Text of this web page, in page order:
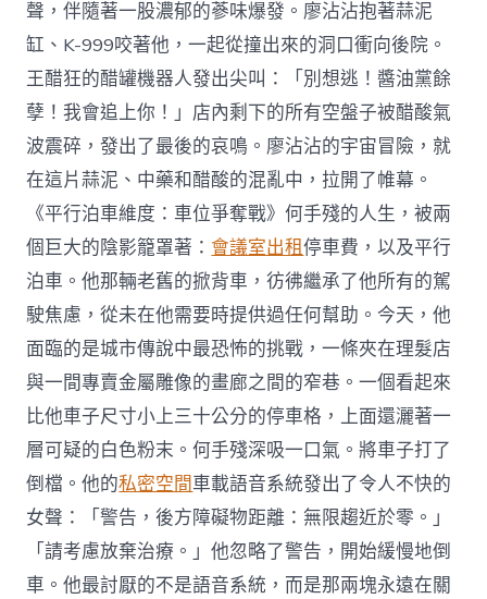
聲，伴隨著一股濃郁的蔘味爆發。廖沾沾抱著蒜泥
缸、K-999咬著他，一起從撞出來的洞口衝向後院。
王醋狂的醋罐機器人發出尖叫：「別想逃！醬油黨餘
孽！我會追上你！」店內剩下的所有空盤子被醋酸氣
波震碎，發出了最後的哀鳴。廖沾沾的宇宙冒險，就
在這片蒜泥、中藥和醋酸的混亂中，拉開了帷幕。
《平行泊車維度：車位爭奪戰》何手殘的人生，被兩
個巨大的陰影籠罩著：會議室出租停車費，以及平行
泊車。他那輛老舊的掀背車，彷彿繼承了他所有的駕
駛焦慮，從未在他需要時提供過任何幫助。今天，他
面臨的是城市傳說中最恐怖的挑戰，一條夾在理髮店
與一間專賣金屬雕像的畫廊之間的窄巷。一個看起來
比他車子尺寸小上三十公分的停車格，上面還灑著一
層可疑的白色粉末。何手殘深吸一口氣。將車子打了
倒檔。他的私密空間車載語音系統發出了令人不快的
女聲：「警告，後方障礙物距離：無限趨近於零。」
「請考慮放棄治療。」他忽略了警告，開始緩慢地倒
車。他最討厭的不是語音系統，而是那兩塊永遠在關